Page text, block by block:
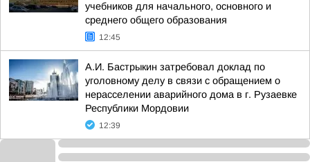
учебников для начального, основного и
среднего общего образования
12:45
А.И. Бастрыкин затребовал доклад по
уголовному делу в связи с обращением о
нерасселении аварийного дома в г. Рузаевке
Республики Мордовии
12:39